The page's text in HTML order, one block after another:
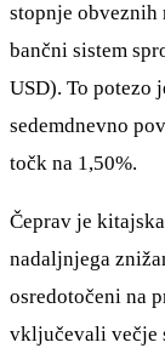
stopnje obveznih
bančni sistem
USD). To potezo
sedemdnevno
točk na 1,50%.
Čeprav je
nadaljnjega
osredotočeni na
vključevali večje